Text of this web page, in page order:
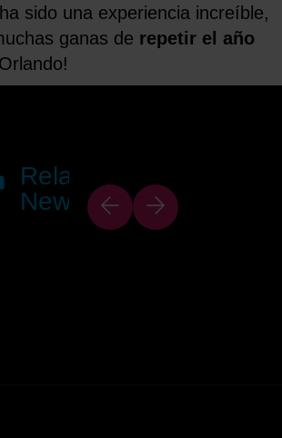
sido una experiencia increíble,
ganas de repetir el año
Related
News